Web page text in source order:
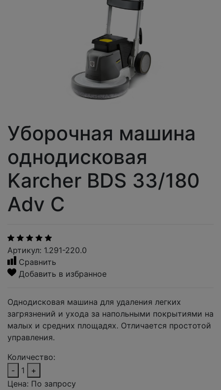
Уборочная машина
однодисковая
Karcher BDS 33/180
Adv C
Артикул: 1.291-220.0
Сравнить
Добавить в избранное
Однодисковая машина для удаления легких
загрязнений и ухода за напольными покрытиями на
малых и средних площадях. Отличается простотой
управления.
Количество:
-
1
+
Цена: По запросу